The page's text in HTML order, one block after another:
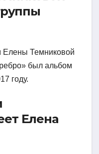
Елены Темниковой
был альбом
году.
Елена